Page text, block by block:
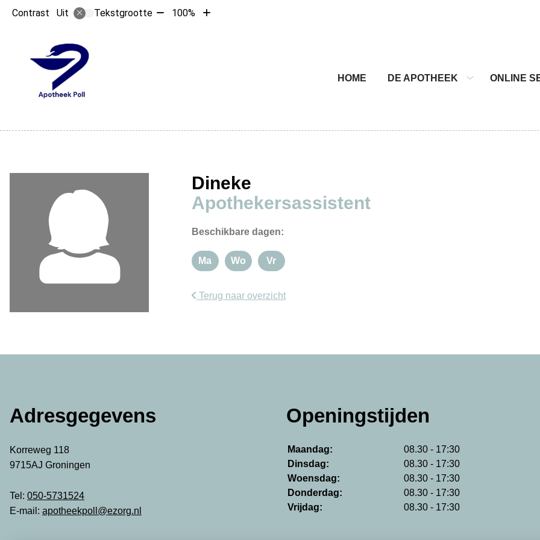
Contrast Uit Tekstgrootte Tekst100%
Tekst
HOME
DE APOTHEEK
ONLINE
Dineke
Apothekersassistent
Beschikbare dagen:
Maandag
Ma Woensdag
Wo Vrijdag
Vr
Terug naar overzicht
Adresgegevens
Korreweg 118
9715AJ Groningen
Tel: 050-5731524
E-mail: apotheekpoll@ezorg.nl
Openingstijden
Maandag:
08.30 - 17:30
Dinsdag:
08.30 - 17:30
Woensdag:
08.30 - 17:30
Donderdag:
08.30 - 17:30
Vrijdag:
08.30 - 17:30